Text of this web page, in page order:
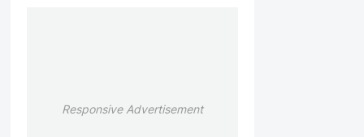
Responsive Advertisement